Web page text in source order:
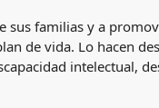
sus familias y a
de vida. Lo hacen
intelectual,